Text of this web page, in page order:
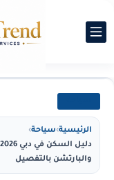
الرئيسية›سياحة›
والبارتشن بالتفصيل